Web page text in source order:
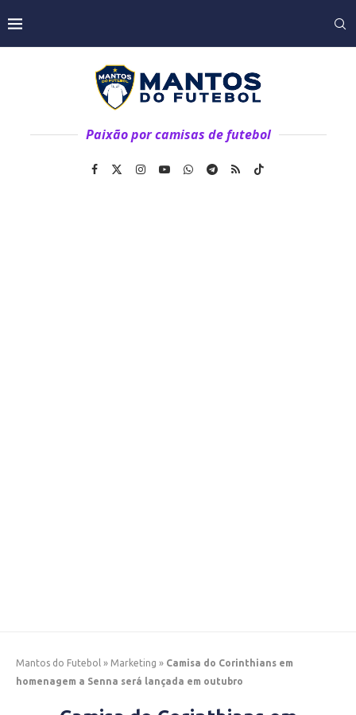
Paixão por camisas de futebol
Mantos do Futebol » Marketing » Camisa do Corinthians em
homenagem a Senna será lançada em outubro